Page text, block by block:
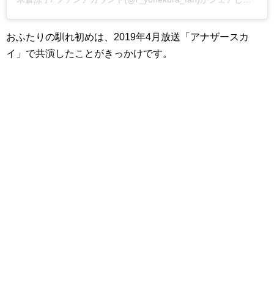
おふたりの馴れ初めは、2019年4月放送「アナザースカ
イ」で共演したことがきっかけです。